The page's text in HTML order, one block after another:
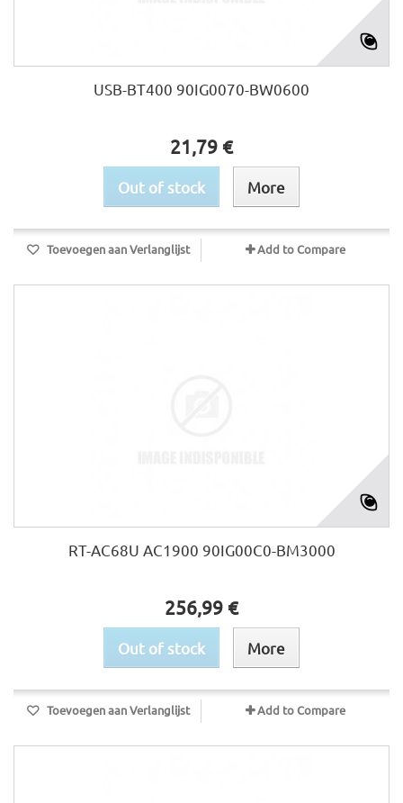
USB-BT400 90IG0070-BW0600
21,79 €
Out of stock More
Toevoegen aan Verlanglijst Add to Compare
RT-AC68U AC1900 90IG00C0-BM3000
256,99 €
Out of stock More
Toevoegen aan Verlanglijst Add to Compare